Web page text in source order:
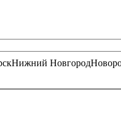
Нижний Новгород